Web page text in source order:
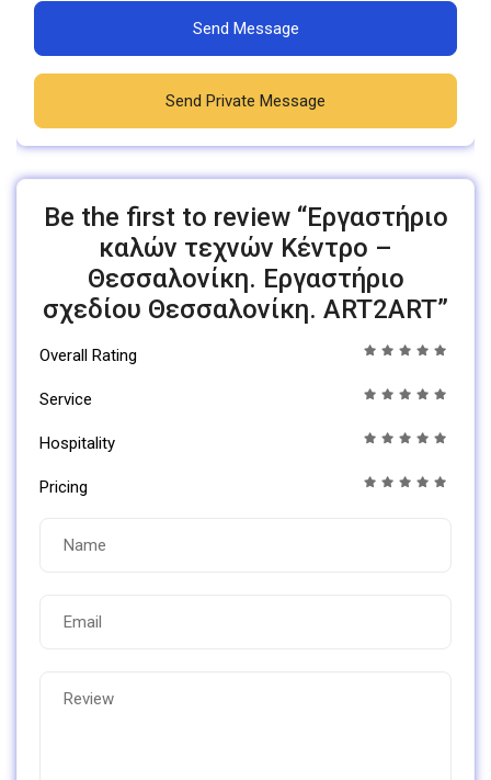
Send Message
Send Private Message
Be the first to review “Εργαστήριο
καλών τεχνών Κέντρο –
Θεσσαλονίκη. Εργαστήριο
σχεδίου Θεσσαλονίκη. ART2ART”
Overall Rating
Service
Hospitality
Pricing